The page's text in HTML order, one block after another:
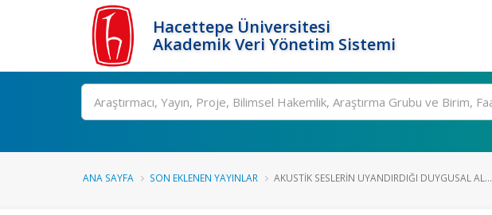
Hacettepe Üniversitesi
Akademik Veri Yönetim Sistemi
Ara
ANA SAYFA SON EKLENEN YAYINLAR AKUSTIK SESLERIN UYANDIRDIĞI DUYGUSAL AL...